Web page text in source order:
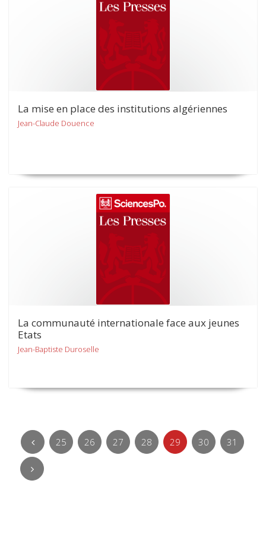
La mise en place des institutions algériennes
Jean-Claude Douence
La communauté internationale face aux jeunes
Etats
Jean-Baptiste Duroselle
25 26 27 28 29 30 31